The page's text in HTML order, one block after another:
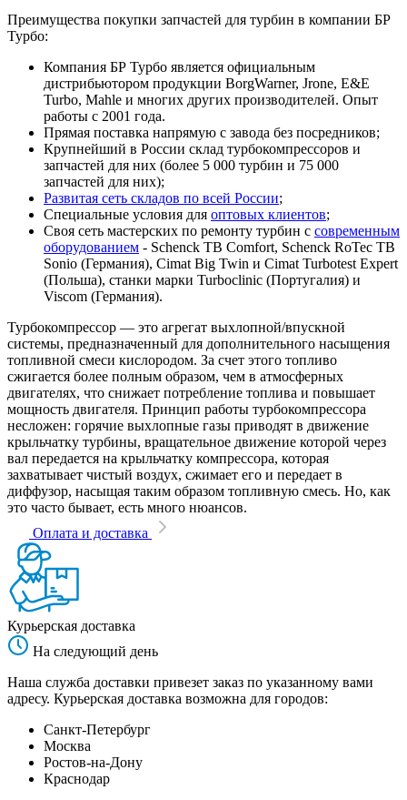
Преимущества покупки запчастей для турбин в компании БР
Турбо:
Компания БР Турбо является официальным
дистрибьютором продукции BorgWarner, Jrone, E&E
Turbo, Mahle и многих других производителей. Опыт
работы с 2001 года.
Прямая поставка напрямую с завода без посредников;
Крупнейший в России склад турбокомпрессоров и
запчастей для них (более 5 000 турбин и 75 000
запчастей для них);
Развитая сеть складов по всей России;
Специальные условия для оптовых клиентов;
Своя сеть мастерских по ремонту турбин с современным
оборудованием - Schenck TB Comfort, Schenck RoTec TB
Sonio (Германия), Cimat Big Twin и Cimat Turbotest Expert
(Польша), станки марки Turboclinic (Португалия) и
Viscom (Германия).
Турбокомпрессор — это агрегат выхлопной/впускной
системы, предназначенный для дополнительного насыщения
топливной смеси кислородом. За счет этого топливо
сжигается более полным образом, чем в атмосферных
двигателях, что снижает потребление топлива и повышает
мощность двигателя. Принцип работы турбокомпрессора
несложен: горячие выхлопные газы приводят в движение
крыльчатку турбины, вращательное движение которой через
вал передается на крыльчатку компрессора, которая
захватывает чистый воздух, сжимает его и передает в
диффузор, насыщая таким образом топливную смесь. Но, как
это часто бывает, есть много нюансов.
Оплата и доставка
Курьерская доставка
На следующий день
Наша служба доставки привезет заказ по указанному вами
адресу. Курьерская доставка возможна для городов:
Санкт-Петербург
Москва
Ростов-на-Дону
Краснодар